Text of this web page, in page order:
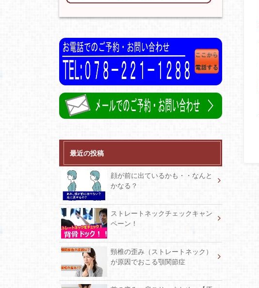
最近の投稿
顔が前に出ているかも・・なんと
かなる？
ストレートネックチェックキャン
ペーン！
頸椎の歪み（ストレートネック）
が原因でおこる顎関節症